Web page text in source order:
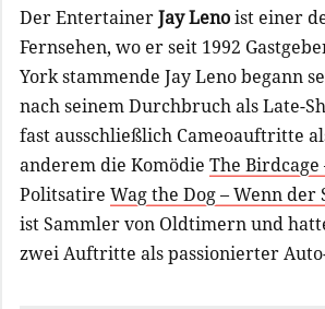
Der EntertainerJay Lenoist einer
Fernsehen, wo er seit 1992
York stammende Jay Leno begann
nach seinem Durchbruch als Late-
fast ausschließlich Cameoauftritte
anderem die Komödie The
Politsatire Wag the Dog – Wenn
ist Sammler von Oldtimern und
zwei Auftritte als passionierter